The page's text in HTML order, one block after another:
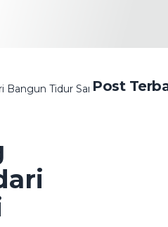
Bangun Tidur Sampai Merem
Post